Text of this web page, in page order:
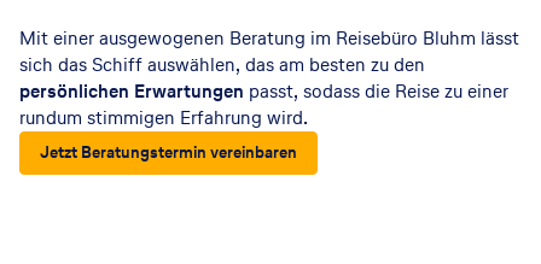
Mit einer ausgewogenen Beratung im Reisebüro Bluhm lässt
sich das Schiff auswählen, das am besten zu den
persönlichen Erwartungen passt, sodass die Reise zu einer
rundum stimmigen Erfahrung wird.
Jetzt Beratungstermin vereinbaren